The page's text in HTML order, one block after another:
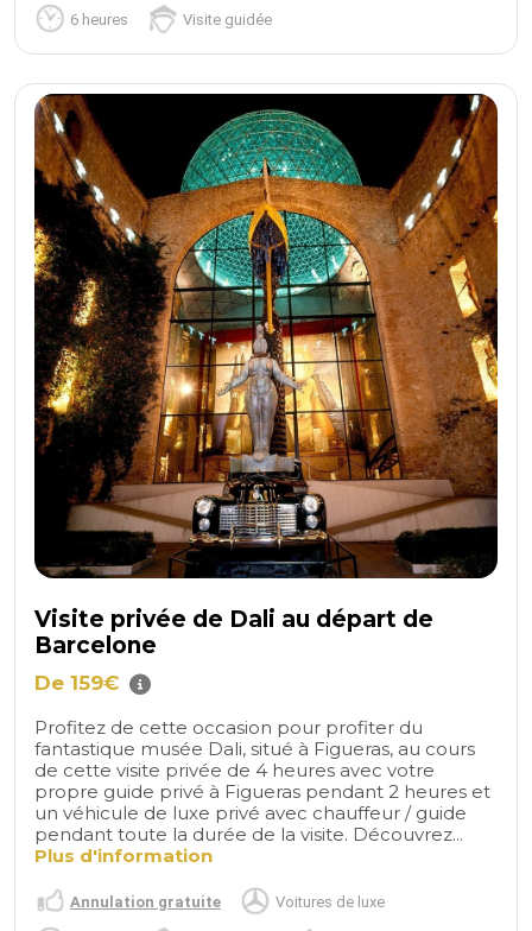
6 heures Visite guidée
Visite privée de Dali au départ de
Barcelone
De 159€
Profitez de cette occasion pour profiter du
fantastique musée Dali, situé à Figueras, au cours
de cette visite privée de 4 heures avec votre
propre guide privé à Figueras pendant 2 heures et
un véhicule de luxe privé avec chauffeur / guide
pendant toute la durée de la visite. Découvrez...
Plus d'information
Annulation gratuite Voitures de luxe